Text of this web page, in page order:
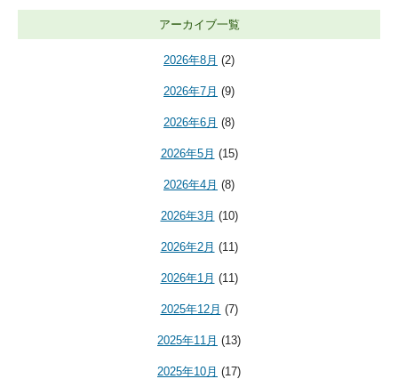
アーカイブ一覧
2026年8月 (2)
2026年7月 (9)
2026年6月 (8)
2026年5月 (15)
2026年4月 (8)
2026年3月 (10)
2026年2月 (11)
2026年1月 (11)
2025年12月 (7)
2025年11月 (13)
2025年10月 (17)